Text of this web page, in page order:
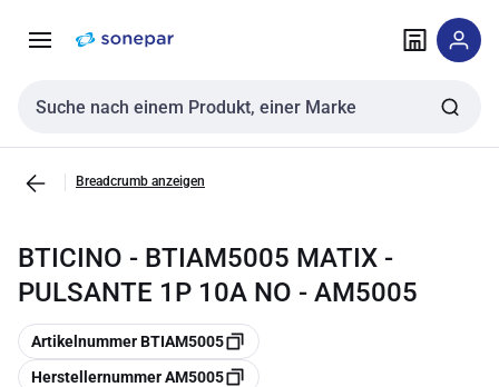
NavigationInhalt
Sucheingabe
Breadcrumb anzeigen
BTICINO - BTIAM5005 MATIX -
PULSANTE 1P 10A NO - AM5005
Kopieren
Artikelnummer BTIAM5005
Kopieren
Herstellernummer AM5005